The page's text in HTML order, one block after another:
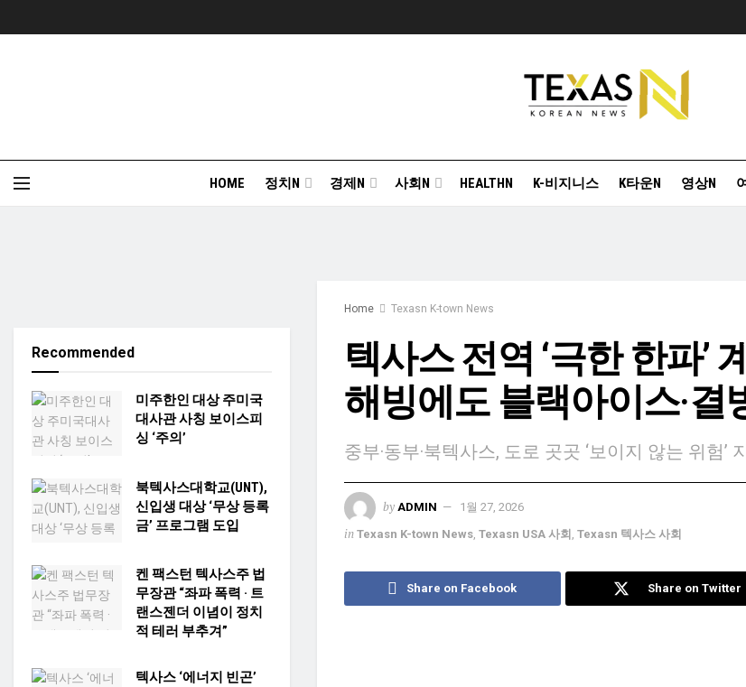
HOME 정치N 경제N 사회N HEALTHN K-비지니스 K타운N 영상N
Home Texasn K-town News
텍사스 전역 ‘극한 한파’
해빙에도 블랙아이스·결
중부·동부·북텍사스, 도로 곳곳 ‘보이지 않는 위험’
by ADMIN 1월 27, 2026
in Texasn K-town News Texasn USA 사회 Texasn 텍사스 사회
Share on Facebook Share on Twitter
Recommended
미주한인 대상 주미국
대사관 사칭 보이스피
싱 ‘주의’
북텍사스대학교(UNT),
신입생 대상 ‘무상 등록
금’ 프로그램 도입
켄 팩스턴 텍사스주 법
무장관 “좌파 폭력 · 트
랜스젠더 이념이 정치
적 테러 부추겨”
텍사스 ‘에너지 빈곤’